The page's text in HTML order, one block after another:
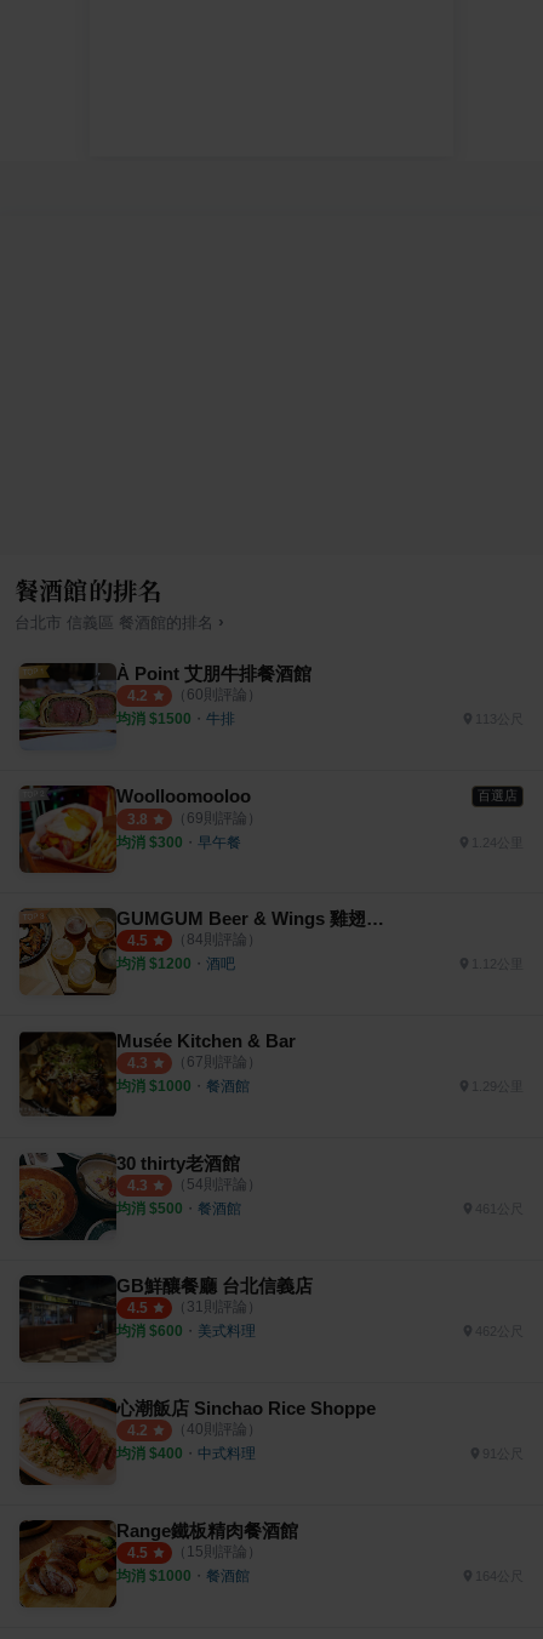
餐酒館的排名
台北市 信義區 餐酒館 的排名 ›
À Point 艾朋牛排餐酒館
4.2 （ 60則評論）
均消 $1500 ・ 牛排
Woolloomooloo 百選店
3.8 （ 69則評論）
均消 $300 ・ 早午餐 1.24公里
GUMGUM Beer & Wings 雞翅啤酒吧
4.5 （ 84則評論）
均消 $1200 ・ 酒吧 1.12公里
Musée Kitchen & Bar
4.3 （ 67則評論）
均消 $1000 ・ 餐酒館 1.29公里
30 thirty老酒館
4.3 （ 54則評論）
均消 $500 ・ 餐酒館
GB鮮釀餐廳 台北信義店
4.5 （ 31則評論）
均消 $600 ・ 美式料理 462公尺
心潮飯店 Sinchao Rice Shoppe
4.2 （ 40則評論）
均消 $400 ・ 中式料理
Range鐵板精肉餐酒館
4.5 （ 15則評論）
均消 $1000 ・ 餐酒館